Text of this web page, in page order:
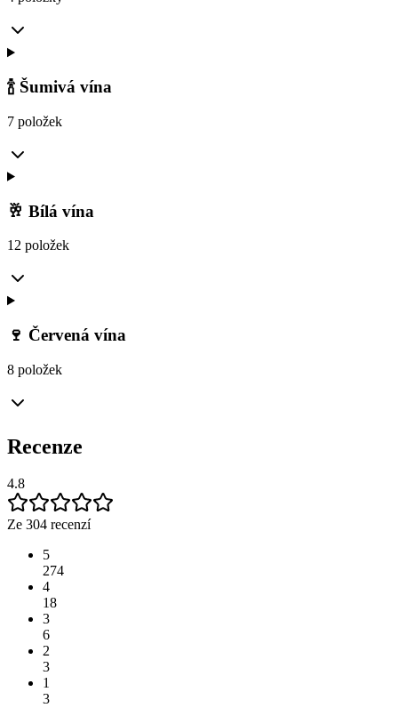
🍾 Šumivá vína
7 položek
🥂 Bílá vína
12 položek
🍷 Červená vína
8 položek
Recenze
4.8
Ze 304 recenzí
5
274
4
18
3
6
2
3
1
3